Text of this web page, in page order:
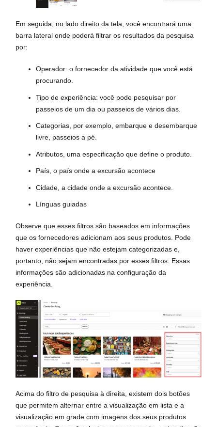
Em seguida, no lado direito da tela, você encontrará uma
barra lateral onde poderá filtrar os resultados da pesquisa
por:
Operador: o fornecedor da atividade que você está
procurando.
Tipo de experiência: você pode pesquisar por
passeios de um dia ou passeios de vários dias.
Categorias, por exemplo, embarque e desembarque
livre, passeios a pé.
Atributos, uma especificação que define o produto.
País, o país onde a excursão acontece
Cidade, a cidade onde a excursão acontece.
Línguas guiadas
Observe que esses filtros são baseados em informações
que os fornecedores adicionam aos seus produtos. Pode
haver experiências que não estejam categorizadas e,
portanto, não sejam encontradas por esses filtros. Essas
informações são adicionadas na configuração da
experiência.
Acima do filtro de pesquisa à direita, existem dois botões
que permitem alternar entre a visualização em lista e a
visualização em grade com imagens dos seus produtos